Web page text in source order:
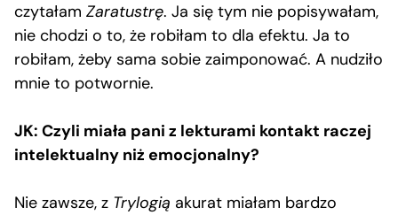
czytałam Zaratustrę. Ja się tym nie popisywałam,
nie chodzi o to, że robiłam to dla efektu. Ja to
robiłam, żeby sama sobie zaimponować. A nudziło
mnie to potwornie.
JK: Czyli miała pani z lekturami kontakt raczej
intelektualny niż emocjonalny?
Nie zawsze, z Trylogią akurat miałam bardzo